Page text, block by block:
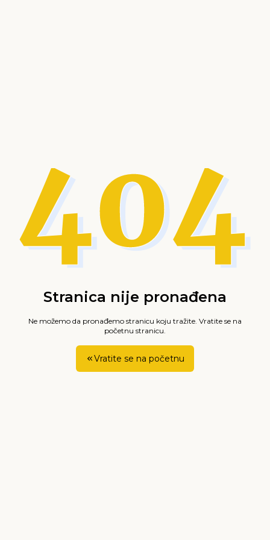
Stranica nije pronađena
Ne možemo da pronađemo stranicu koju tražite. Vratite se na
početnu stranicu.
Vratite se na početnu